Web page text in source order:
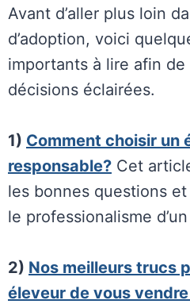
Avant d’aller plus loin
d’adoption, voici
importants à lire afin
décisions éclairées.
1) Comment choisir un
responsable? Cet
les bonnes questions
le professionalisme
2) Nos meilleurs trucs
éleveur de vous